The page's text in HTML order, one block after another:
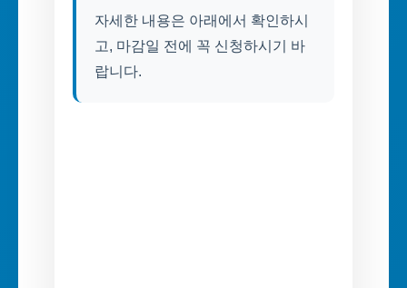
자세한 내용은 아래에서 확인하시
고, 마감일 전에 꼭 신청하시기 바
랍니다.